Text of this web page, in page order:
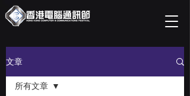
文章
所有文章